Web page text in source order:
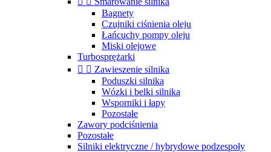
Bagnety
Czujniki ciśnienia oleju
Łańcuchy pompy oleju
Miski olejowe
Turbosprężarki
  Zawieszenie silnika
Poduszki silnika
Wózki i belki silnika
Wsporniki i łapy
Pozostałe
Zawory podciśnienia
Pozostałe
Silniki elektryczne / hybrydowe podzespoły